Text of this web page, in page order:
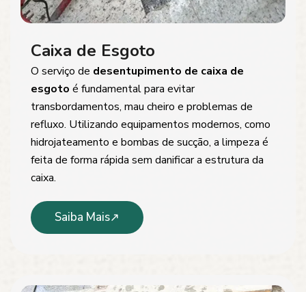
Caixa de Esgoto
O serviço de desentupimento de caixa de
esgoto é fundamental para evitar
transbordamentos, mau cheiro e problemas de
refluxo. Utilizando equipamentos modernos, como
hidrojateamento e bombas de sucção, a limpeza é
feita de forma rápida sem danificar a estrutura da
caixa.
Saiba Mais